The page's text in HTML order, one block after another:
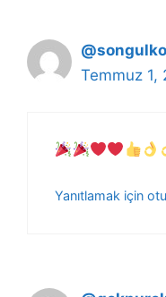
Temmuz 1,
Yanıtlamak için